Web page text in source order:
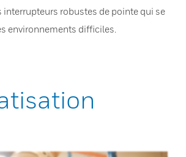
interrupteurs robustes de pointe qui se
environnements difficiles.